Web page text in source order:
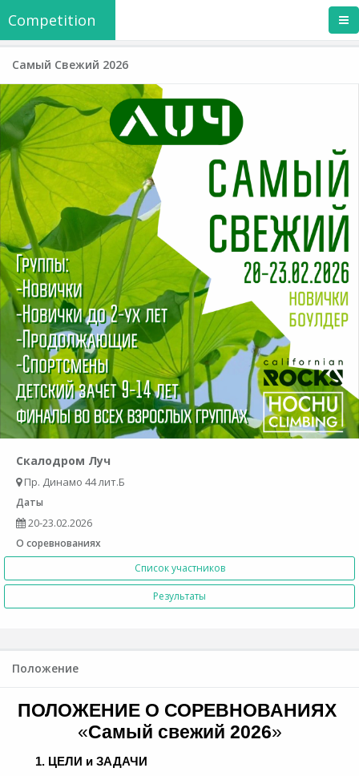
Competition
Самый Свежий 2026
Скалодром Луч
Пр. Динамо 44 лит.Б
Даты
20-23.02.2026
О соревнованиях
Список участников
Результаты
Положение
ПОЛОЖЕНИЕ О СОРЕВНОВАНИЯХ
«Самый свежий 2026»
1. ЦЕЛИ и ЗАДАЧИ